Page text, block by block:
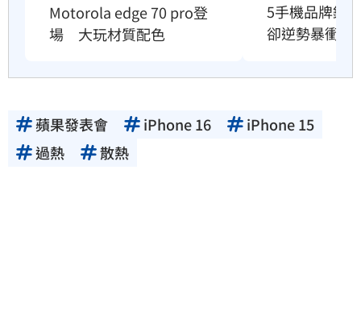
Motorola edge 70 pro登
場　大玩材質配色
5手機品牌銷
卻逆勢暴衝
蘋果發表會 iPhone 16
iPhone 15
過熱
散熱